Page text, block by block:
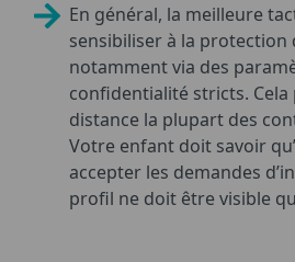
En général, la meilleure
sensibiliser à la protection
notamment via des
confidentialité stricts.
distance la plupart des
Votre enfant doit savoir
accepter les demandes
profil ne doit être visible